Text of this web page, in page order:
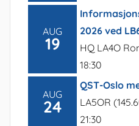
AUG
19
2026 ved
HQ LA4O
18:30
AUG
24
QST-Oslo
LA5OR
21:30